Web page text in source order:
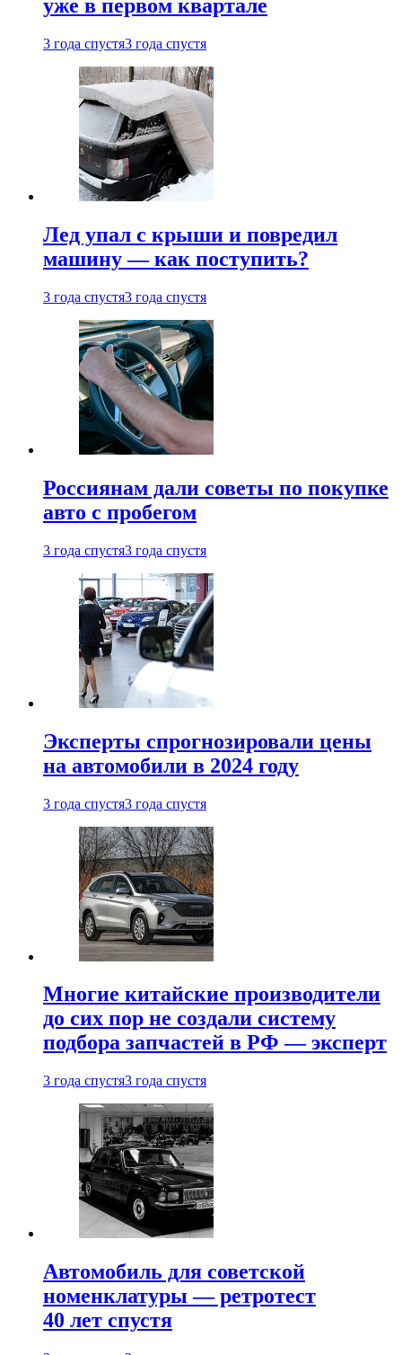
уже в первом квартале
3 года спустя3 года спустя
Лед упал с крыши и повредил
машину — как поступить?
3 года спустя3 года спустя
Россиянам дали советы по покупке
авто с пробегом
3 года спустя3 года спустя
Эксперты спрогнозировали цены
на автомобили в 2024 году
3 года спустя3 года спустя
Многие китайские производители
до сих пор не создали систему
подбора запчастей в РФ — эксперт
3 года спустя3 года спустя
Автомобиль для советской
номенклатуры — ретротест
40 лет спустя